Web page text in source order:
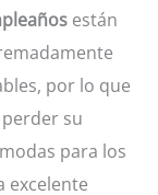
están
por lo que
su
para los
excelente